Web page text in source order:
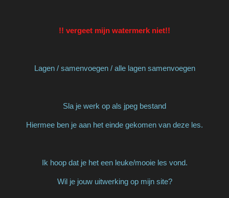
!! vergeet mijn watermerk niet!!
Lagen / samenvoegen / alle lagen samenvoegen
Sla je werk op als jpeg bestand
Hiermee ben je aan het einde gekomen van deze les.
Ik hoop dat je het een leuke/mooie les vond.
Wil je jouw uitwerking op mijn site?